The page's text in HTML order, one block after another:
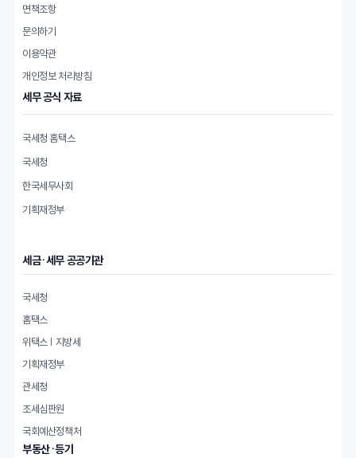
면책조항
문의하기
이용약관
개인정보 처리방침
세무 공식 자료
국세청 홈택스
국세청
한국세무사회
기획재정부
세금·세무 공공기관
국세청
홈택스
위택스 | 지방세
기획재정부
관세청
조세심판원
국회예산정책처
부동산·등기